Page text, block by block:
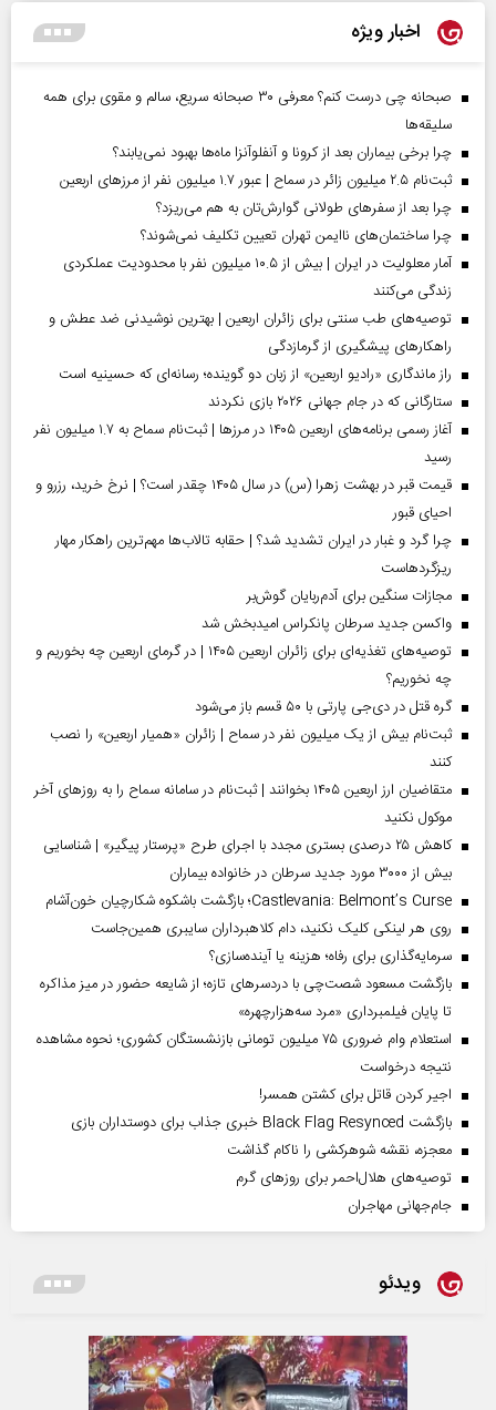
اخبار ویژه
صبحانه چی درست کنم؟ معرفی ۳۰ صبحانه سریع، سالم و مقوی برای همه
سلیقه‌ها
چرا برخی بیماران بعد از کرونا و آنفلوآنزا ماه‌ها بهبود نمی‌یابند؟
ثبت‌نام ۲.۵ میلیون زائر در سماح | عبور ۱.۷ میلیون نفر از مرز‌های اربعین
چرا بعد از سفرهای طولانی گوارش‌تان به هم می‌ریزد؟
چرا ساختمان‌های ناایمن تهران تعیین تکلیف نمی‌شوند؟
آمار معلولیت در ایران | بیش از ۱۰.۵ میلیون نفر با محدودیت عملکردی
زندگی می‌کنند
توصیه‌های طب سنتی برای زائران اربعین | بهترین نوشیدنی ضد عطش و
راهکارهای پیشگیری از گرمازدگی
راز ماندگاری «رادیو اربعین» از زبان دو گوینده؛ رسانه‌ای که حسینیه است
ستارگانی که در جام جهانی ۲۰۲۶ بازی نکردند
آغاز رسمی برنامه‌های اربعین ۱۴۰۵ در مرز‌ها | ثبت‌نام سماح به ۱.۷ میلیون نفر
رسید
قیمت قبر در بهشت زهرا (س) در سال ۱۴۰۵ چقدر است؟ | نرخ خرید، رزرو و
احیای قبور
چرا گرد و غبار در ایران تشدید شد؟ | حقابه تالاب‌ها مهم‌ترین راهکار مهار
ریزگردهاست
مجازات سنگین برای آدم‌ربایان گوش‌بر
واکسن جدید سرطان پانکراس امیدبخش شد
توصیه‌های تغذیه‌ای برای زائران اربعین ۱۴۰۵ | در گرمای اربعین چه بخوریم و
چه نخوریم؟
گره قتل در دی‌جی پارتی با ۵۰ قسم باز می‌شود
ثبت‌نام بیش از یک میلیون نفر در سماح | زائران «همیار اربعین» را نصب
کنند
متقاضیان ارز اربعین ۱۴۰۵ بخوانند | ثبت‌نام در سامانه سماح را به روز‌های آخر
موکول نکنید
کاهش ۲۵ درصدی بستری مجدد با اجرای طرح «پرستار پیگیر» | شناسایی
بیش از ۳۰۰۰ مورد جدید سرطان در خانواده بیماران
Castlevania: Belmont’s Curse؛ بازگشت باشکوه شکارچیان خون‌آشام
روی هر لینکی کلیک نکنید، دام کلاهبرداران سایبری همین‌جاست
سرمایه‌گذاری برای رفاه؛ هزینه یا آینده‌سازی؟
بازگشت مسعود شصت‌چی با دردسر‌های تازه؛ از شایعه حضور در میز مذاکره
تا پایان فیلمبرداری «مرد سه‌هزارچهره»
استعلام وام ضروری ۷۵ میلیون تومانی بازنشستگان کشوری؛ نحوه مشاهده
نتیجه درخواست
اجیر کردن قاتل برای کشتن همسر!
بازگشت Black Flag Resynced خبری جذاب برای دوستداران بازی
معجزه، نقشه شوهرکشی را ناکام گذاشت
توصیه‌های هلال‌احمر برای روز‌های گرم
جام‌جهانی مهاجران
ویدئو